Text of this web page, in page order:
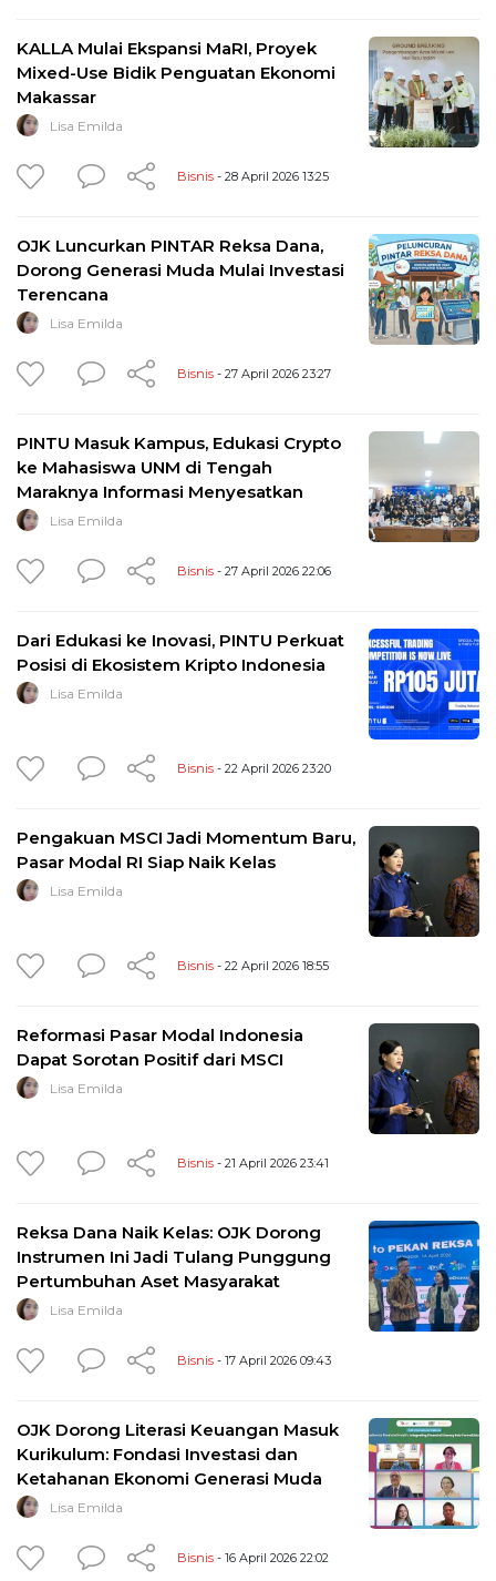
KALLA Mulai Ekspansi MaRI, Proyek
Mixed-Use Bidik Penguatan Ekonomi
Makassar
Lisa Emilda
Bisnis - 28 April 2026 13:25
OJK Luncurkan PINTAR Reksa Dana,
Dorong Generasi Muda Mulai Investasi
Terencana
Lisa Emilda
Bisnis - 27 April 2026 23:27
PINTU Masuk Kampus, Edukasi Crypto
ke Mahasiswa UNM di Tengah
Maraknya Informasi Menyesatkan
Lisa Emilda
Bisnis - 27 April 2026 22:06
Dari Edukasi ke Inovasi, PINTU Perkuat
Posisi di Ekosistem Kripto Indonesia
Lisa Emilda
Bisnis - 22 April 2026 23:20
Pengakuan MSCI Jadi Momentum Baru,
Pasar Modal RI Siap Naik Kelas
Lisa Emilda
Bisnis - 22 April 2026 18:55
Reformasi Pasar Modal Indonesia
Dapat Sorotan Positif dari MSCI
Lisa Emilda
Bisnis - 21 April 2026 23:41
Reksa Dana Naik Kelas: OJK Dorong
Instrumen Ini Jadi Tulang Punggung
Pertumbuhan Aset Masyarakat
Lisa Emilda
Bisnis - 17 April 2026 09:43
OJK Dorong Literasi Keuangan Masuk
Kurikulum: Fondasi Investasi dan
Ketahanan Ekonomi Generasi Muda
Lisa Emilda
Bisnis - 16 April 2026 22:02